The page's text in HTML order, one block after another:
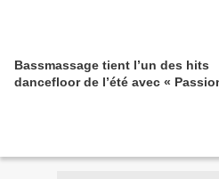
Bassmassage tient l’un des hits
dancefloor de l’été avec «